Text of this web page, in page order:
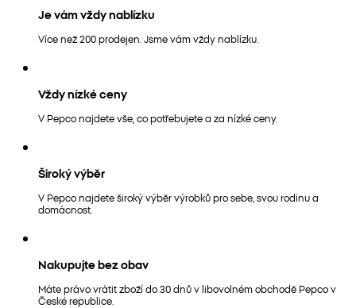
Je vám vždy nablízku
Více než 200 prodejen. Jsme vám vždy nablízku.
Vždy nízké ceny
V Pepco najdete vše, co potřebujete a za nízké ceny.
Široký výběr
V Pepco najdete široký výběr výrobků pro sebe, svou rodinu a
domácnost.
Nakupujte bez obav
Máte právo vrátit zboží do 30 dnů v libovolném obchodě Pepco v
České republice.